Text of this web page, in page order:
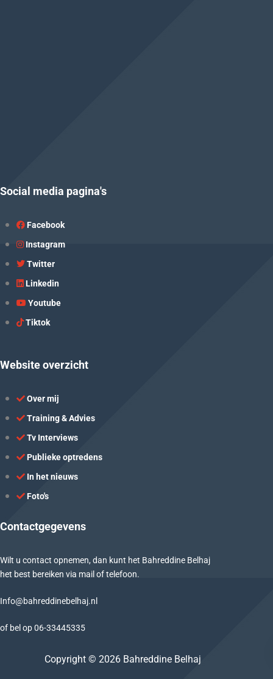
Social media pagina's
Facebook
Instagram
Twitter
Linkedin
Youtube
Tiktok
Website overzicht
Over mij
Training & Advies
Tv Interviews
Publieke optredens
In het nieuws
Foto's
Contactgegevens
Wilt u contact opnemen, dan kunt het Bahreddine Belhaj
het best bereiken via mail of telefoon.
Info@bahreddinebelhaj.nl
of bel op06-33445335
Copyright © 2026 Bahreddine Belhaj